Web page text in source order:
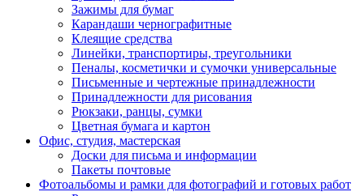
Зажимы для бумаг
Карандаши чернографитные
Клеящие средства
Линейки, транспортиры, треугольники
Пеналы, косметички и сумочки универсальные
Письменные и чертежные принадлежности
Принадлежности для рисования
Рюкзаки, ранцы, сумки
Цветная бумага и картон
Офис, студия, мастерская
Доски для письма и информации
Пакеты почтовые
Фотоальбомы и рамки для фотографий и готовых работ